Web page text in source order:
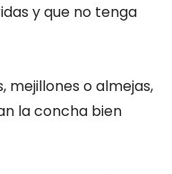
y que no tenga
o almejas,
la concha bien